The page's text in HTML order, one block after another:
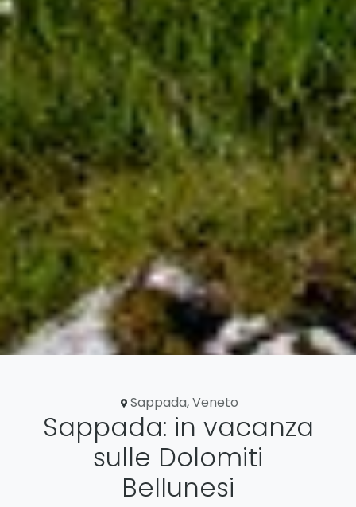
Sappada,Veneto
Sappada: in vacanza
sulle Dolomiti
Bellunesi